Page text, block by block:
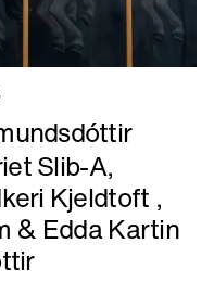
Slib-A,
Kjeldtoft ,
& Edda Kartin